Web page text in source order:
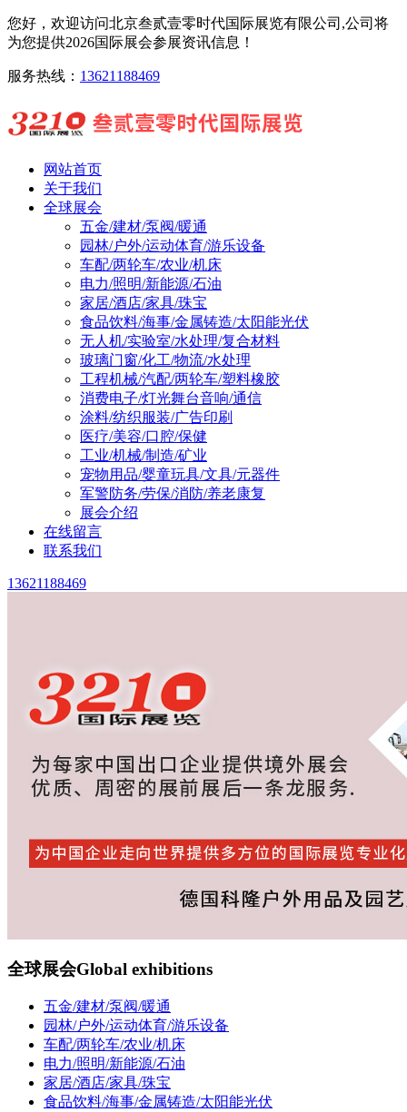
您好，欢迎访问北京叁贰壹零时代国际展览有限公司,公司将
为您提供2026国际展会参展资讯信息！
服务热线： 13621188469
网站首页
关于我们
全球展会
五金/建材/泵阀/暖通
园林/户外/运动体育/游乐设备
车配/两轮车/农业/机床
电力/照明/新能源/石油
家居/酒店/家具/珠宝
食品饮料/海事/金属铸造/太阳能光伏
无人机/实验室/水处理/复合材料
玻璃门窗/化工/物流/水处理
工程机械/汽配/两轮车/塑料橡胶
消费电子/灯光舞台音响/通信
涂料/纺织服装/广告印刷
医疗/美容/口腔/保健
工业/机械/制造/矿业
宠物用品/婴童玩具/文具/元器件
军警防务/劳保/消防/养老康复
展会介绍
在线留言
联系我们
13621188469
全球展会Global exhibitions
五金/建材/泵阀/暖通
园林/户外/运动体育/游乐设备
车配/两轮车/农业/机床
电力/照明/新能源/石油
家居/酒店/家具/珠宝
食品饮料/海事/金属铸造/太阳能光伏